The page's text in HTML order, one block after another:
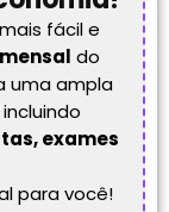
fácil e
do
uma ampla
exames
para você!